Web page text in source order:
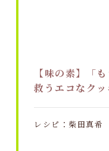
【味の素】「
救うエコなク
レシピ：柴田真希